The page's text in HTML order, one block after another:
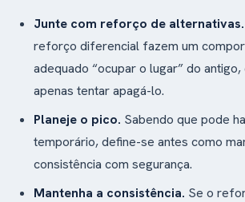
Junte com reforço de alternativas.
reforço diferencial fazem um
adequado “ocupar o lugar” do
apenas tentar apagá-lo.
Planeje o pico. Sabendo que pode
temporário, define-se antes como
consistência com segurança.
Mantenha a consistência. Se o